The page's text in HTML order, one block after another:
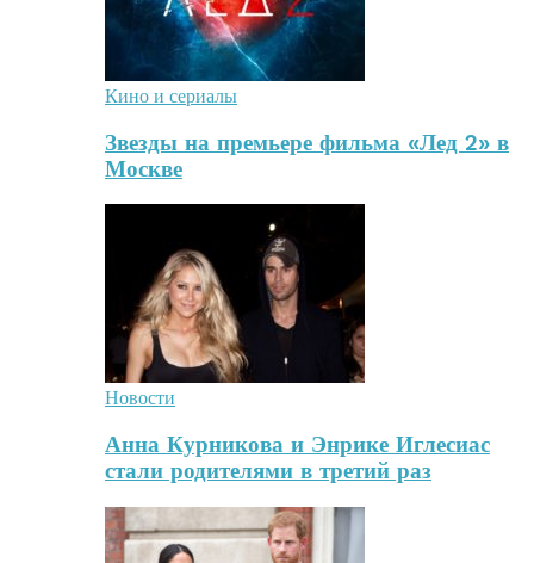
Кино и сериалы
Звезды на премьере фильма «Лед 2» в
Москве
Новости
Анна Курникова и Энрике Иглесиас
стали родителями в третий раз